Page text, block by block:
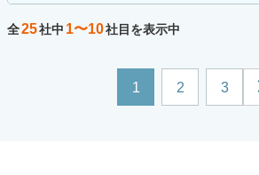
全25社中 1〜10社目を表示中
1 2 3